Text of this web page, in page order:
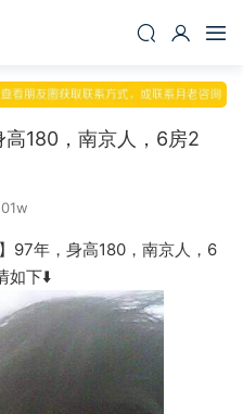
180，南京人，6房2
97年，身高180，南京人，6
如下⬇️